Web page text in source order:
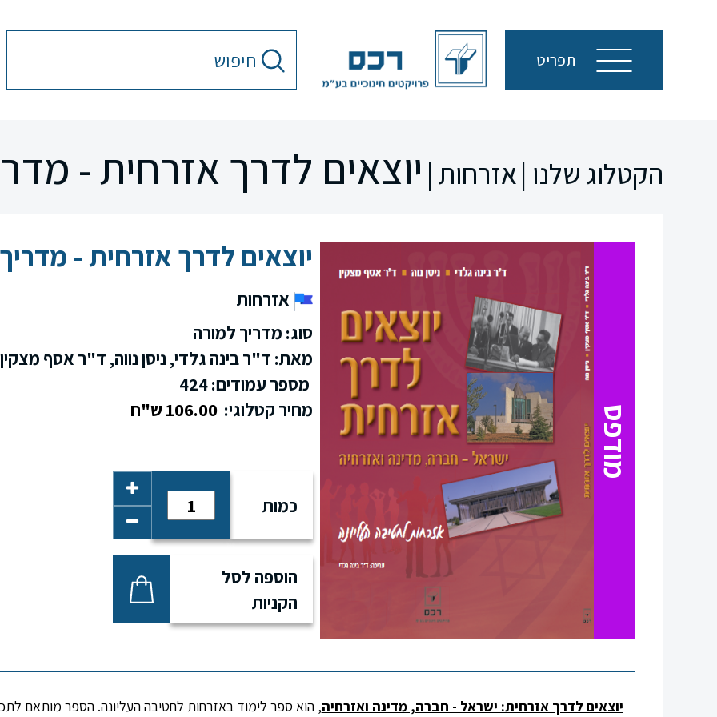
תפריט
הקטלוג שלנו |אזרחות | יוצאים לדרך אזרחית -
מודפס
יוצאים לדרך אזרחית -
אזרחות
סוג: מדריך למורה
מאת: ד"ר בינה גלדי, ניסן נווה, ד"ר אסף מצקין
מספר עמודים: 424
מחיר קטלוגי: 106.00 ש"ח
כמות
הוספה לסל
הקניות
יוצאים לדרך אזרחית: ישראל - חברה, מדינה ואזרחיה, הוא ספר לימוד באזרחות לחטיבה העליונה. הספר מותאם